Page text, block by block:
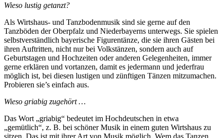
Wieso lustig getanzt?
Als Wirtshaus- und Tanzbodenmusik sind sie gerne auf den
Tanzböden der Oberpfalz und Niederbayerns unterwegs. Sie spielen
selbstverständlich bayerische Figurentänze, die sie ihren Gästen bei
ihren Auftritten, nicht nur bei Volkstänzen, sondern auch auf
Geburtstagen und Hochzeiten oder anderen Gelegenheiten, immer
gerne erklären und vortanzen, damit es jedermann und jederfrau
möglich ist, bei diesen lustigen und zünftigen Tänzen mitzumachen.
Probieren sie’s einfach aus.
Wieso griabig zugehört …
Das Wort „griabig“ bedeutet im Hochdeutschen in etwa
„gemütlich“, z. B. bei schöner Musik in einem guten Wirtshaus zu
sitzen. Das ist mit ihrer Art von Musik möglich. Wem das Tanzen